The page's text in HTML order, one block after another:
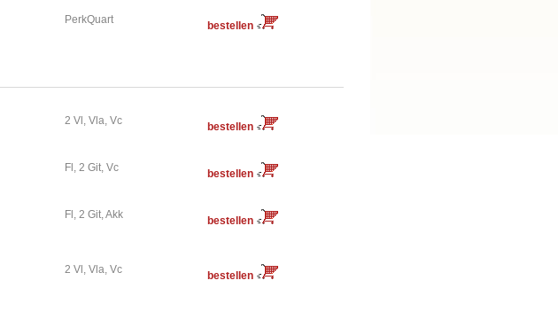
PerkQuart bestellen
2 Vl, Vla, Vc bestellen
Fl, 2 Git, Vc bestellen
Fl, 2 Git, Akk bestellen
2 Vl, Vla, Vc bestellen